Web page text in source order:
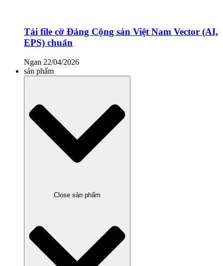
Tải file cờ Đảng Cộng sản Việt Nam Vector (AI,
EPS) chuẩn
Ngan 22/04/2026
sản phẩm
Close sản phẩm